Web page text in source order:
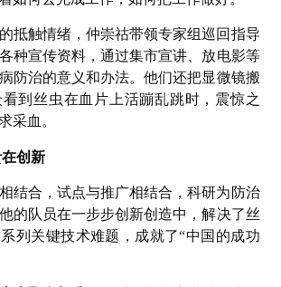
抵触情绪，仲崇祜带领专家组巡回指导
种宣传资料，通过集市宣讲、放电影等
防治的意义和办法。他们还把显微镜搬
到丝虫在血片上活蹦乱跳时，震惊之
采血。
创新
结合，试点与推广相结合，科研为防治
的队员在一步步创新创造中，解决了丝
列关键技术难题，成就了“中国的成功